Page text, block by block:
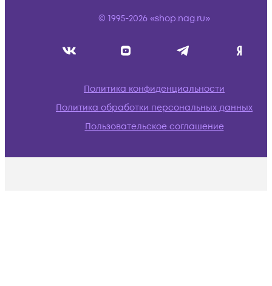
© 1995-2026 «shop.nag.ru»
Политика конфиденциальности
Политика обработки персональных данных
Пользовательское соглашение